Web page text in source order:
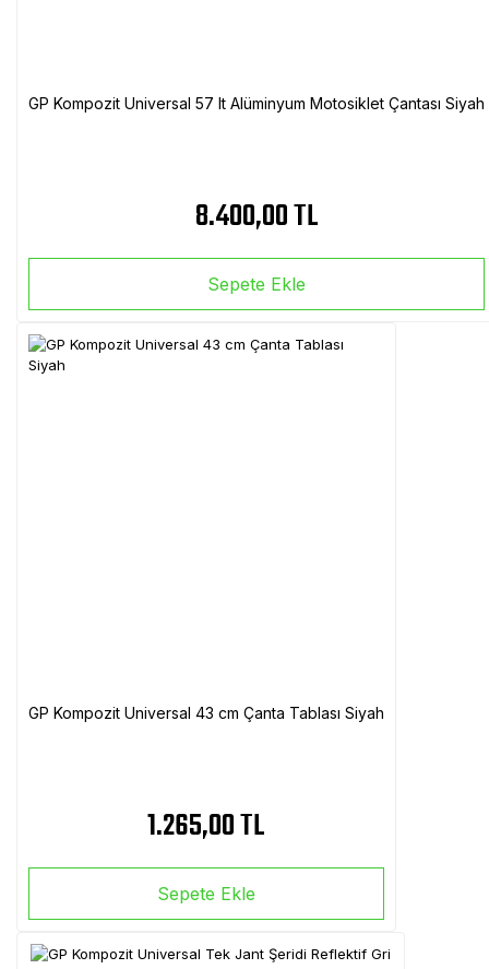
GP Kompozit Universal 57 lt Alüminyum Motosiklet Çantası Siyah
8.400,00 TL
Sepete Ekle
GP Kompozit Universal 43 cm Çanta Tablası Siyah
1.265,00 TL
Sepete Ekle